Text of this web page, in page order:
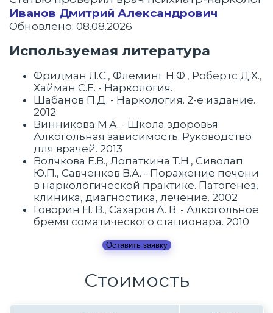
Иванов Дмитрий Александрович
Обновлено: 08.08.2026
Используемая литература
Фридман Л.С., Флеминг Н.Ф., Робертс Д.Х.,
Хайман С.Е. - Наркология.
Шабанов П.Д. - Наркология. 2-е издание.
2012
Винникова М.А. - Школа здоровья.
Алкогольная зависимость. Руководство
для врачей. 2013
Волчкова Е.В., Лопаткина Т.Н., Сиволап
Ю.П., Савченков В.А. - Поражение печени
в наркологической практике. Патогенез,
клиника, диагностика, лечение. 2002
Говорин Н. В., Сахаров А. В. - Алкогольное
бремя соматического стационара. 2010
Оставить заявку
Стоимость